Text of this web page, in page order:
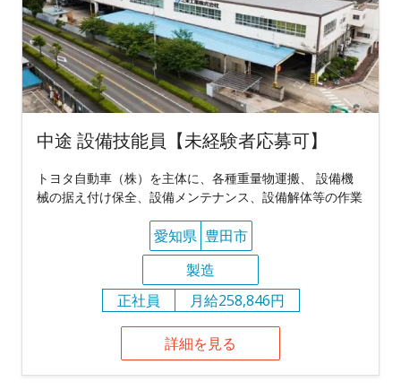
中途 設備技能員【未経験者応募可】
トヨタ自動車（株）を主体に、各種重量物運搬、 設備機
械の据え付け保全、設備メンテナンス、設備解体等の作業
愛知県 豊田市
製造
正社員
月給258,846円
詳細を見る